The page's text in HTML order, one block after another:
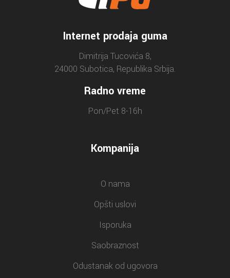
Internet prodaja guma
Dimitrija Tucovića 8,
24000 Subotica, Republika Srbija.
Radno vreme
Pon/Pet 8-16h
Kompanija
O nama
Opšti uslovi
Isporuka
Saobraznost
Odustanak od ugovora